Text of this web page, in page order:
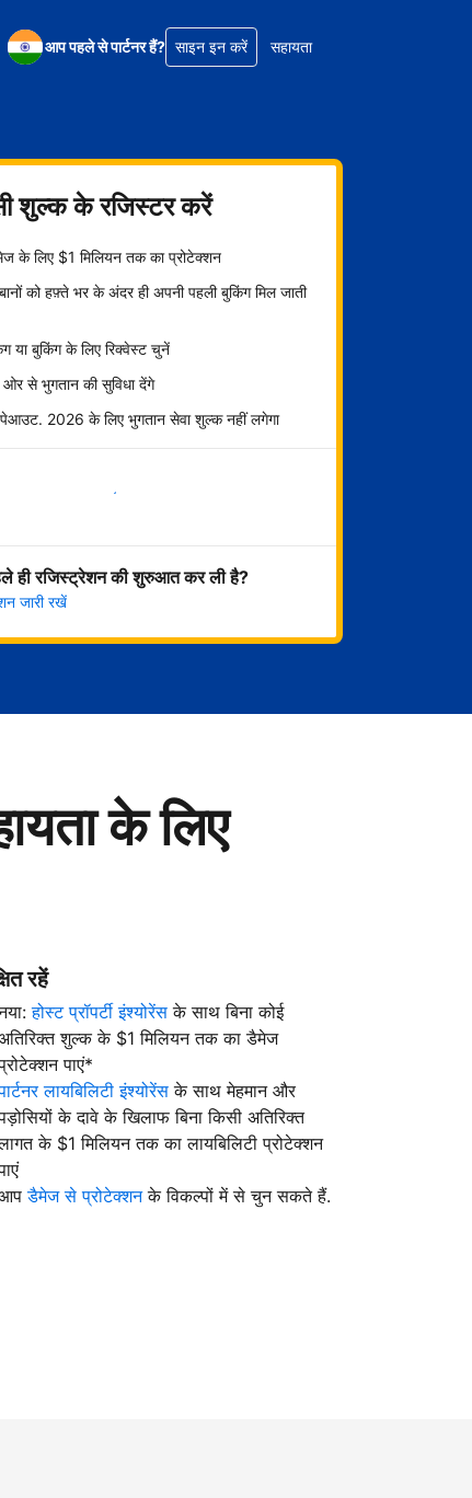
आप पहले से पार्टनर हैं? साइन इन करें सहायता
शुल्क के रजिस्टर करें
के लिए $1 मिलियन तक का प्रोटेक्शन
को हफ़्ते भर के अंदर ही अपनी पहली बुकिंग मिल जाती
या बुकिंग के लिए रिक्वेस्ट चुनें
से भुगतान की सुविधा देंगे
पेआउट. 2026 के लिए भुगतान सेवा शुल्क नहीं लगेगा
अभी शुरू करें
ही रजिस्ट्रेशन की शुरुआत कर ली है?
जारी रखें
के लिए
रहें
होस्ट प्रॉपर्टी इंश्योरेंस के साथ बिना कोई
शुल्क के $1 मिलियन तक का डैमेज
पाएं*
लायबिलिटी इंश्योरेंसके साथ मेहमान और
के दावे के खिलाफ बिना किसी अतिरिक्त
के $1 मिलियन तक का लायबिलिटी प्रोटेक्शन
डैमेज से प्रोटेक्शनके विकल्पों में से चुन सकते हैं.